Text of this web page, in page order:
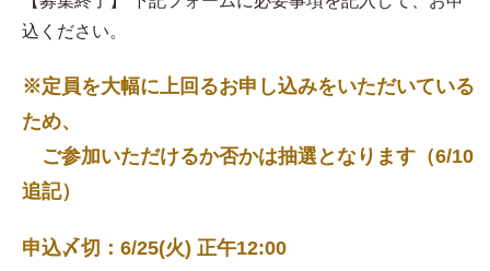
込ください。
※定員を大幅に上回るお申し込みをいただいている
ため、
ご参加いただけるか否かは抽選となります（6/10
追記）
申込〆切：6/25(火) 正午12:00